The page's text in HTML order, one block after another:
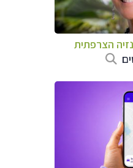
הצרפתית